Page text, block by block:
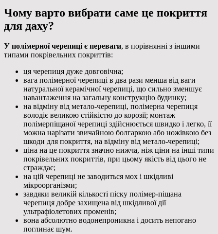
Чому варто вибрати саме це покриття
для даху?
У полімерної черепиці є переваги, в порівнянні з іншими
типами покрівельних покриттів:
ця черепиця дуже довговічна;
вага полімерної черепиці в два рази менша від ваги
натуральної керамічної черепиці, що сильно зменшує
навантаження на загальну конструкцію будинку;
на відміну від метало-черепиці, полімерна черепиця
володіє великою стійкістю до корозії; монтаж
полімерпіщаної черепиці здійснюється швидко і легко, її
можна нарізати звичайною болгаркою або ножівкою без
шкоди для покриття, на відміну від метало-черепиці;
ціна на це покриття значно нижча, ніж ціни на інші типи
покрівельних покриттів, при цьому якість від цього не
страждає;
на цій черепиці не заводиться мох і шкідливі
мікроорганізми;
завдяки великій кількості піску полімер-піщана
черепиця добре захищена від шкідливої дії
ультрафіолетових променів;
вона абсолютно водонепроникна і досить непогано
поглинає шум.